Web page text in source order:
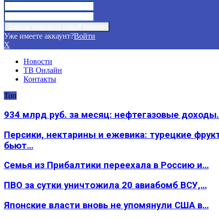
Уже имеете аккаунт?Войти
X
Новости
ТВ Онлайн
Контакты
Топ
934 млрд руб. за месяц: нефтегазовые
Персики, нектарины и ежевика: турецкие
бьют…
Семья из Прибалтики переехала в Россию и…
ПВО за сутки уничтожила 20 авиабомб ВСУ,…
Японские власти вновь не упомянули США в…